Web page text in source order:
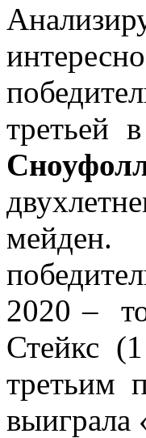
третьей
2020 –
Стейкс
третьим
выиграла